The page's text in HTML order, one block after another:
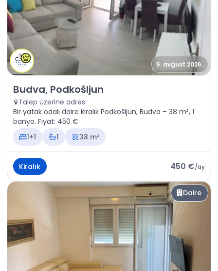
5. avgust 2026.
Kiralık - Daire Budva, Podkošljun
Budva, Podkošljun
Talep üzerine adres
Bir yatak odalı daire kiralık Podkošljun, Budva – 38 m², 1
banyo. Fiyat: 450 €
1+1
1 38 m²
Kiralık 450 €/ay
Daire